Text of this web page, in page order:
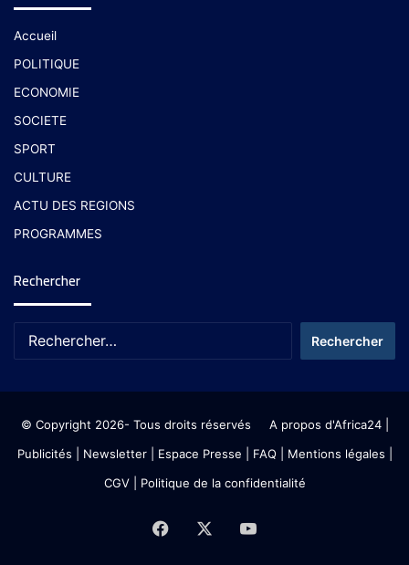
Accueil
POLITIQUE
ECONOMIE
SOCIETE
SPORT
CULTURE
ACTU DES REGIONS
PROGRAMMES
Rechercher
© Copyright 2026- Tous droits réservés A propos d'Africa24|
Publicités
Newsletter| Espace Presse | FAQ | Mentions légales
CGV| Politique de la confidentialité